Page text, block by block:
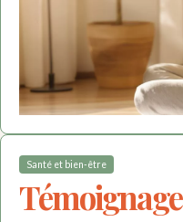
Santé et bien-être